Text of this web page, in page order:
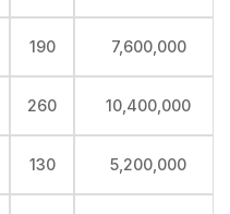
190 7,600,000
260 10,400,000
130 5,200,000